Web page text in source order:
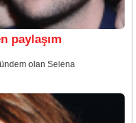
paylaşım
olan Selena